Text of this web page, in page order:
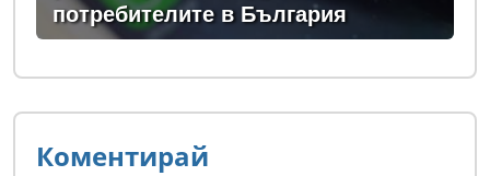
потребителите в България
Коментирай